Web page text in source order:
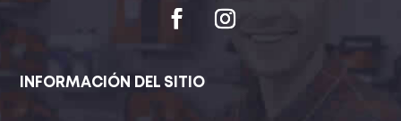
INFORMACIÓN DEL SITIO